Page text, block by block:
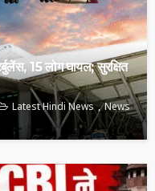
15 लोग घायल; सुरक्षित
Latest Hindi News
News